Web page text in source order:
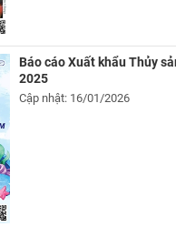
Báo cáo Xuất khẩu Thủy
2025
Cập nhật: 16/01/2026